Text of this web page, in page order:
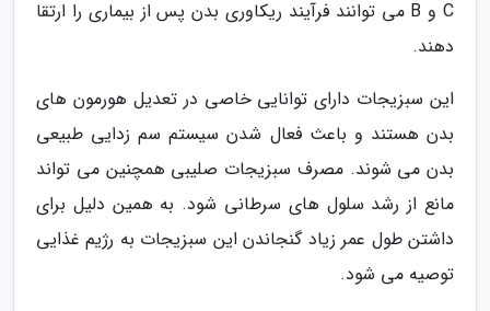
C و B می توانند فرآیند ریکاوری بدن پس از بیماری را ارتقا
دهند.
این سبزیجات دارای توانایی خاصی در تعدیل هورمون های
بدن هستند و باعث فعال شدن سیستم سم زدایی طبیعی
بدن می شوند. مصرف سبزیجات صلیبی همچنین می تواند
مانع از رشد سلول های سرطانی شود. به همین دلیل برای
داشتن طول عمر زیاد گنجاندن این سبزیجات به رژیم غذایی
توصیه می شود.